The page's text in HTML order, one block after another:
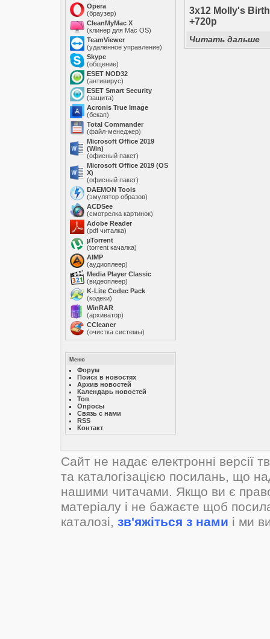
Opera
(браузер)
CleanMyMac X
(клинер для Mac OS)
TeamViewer
(удалённое управление)
Skype
(общение)
ESET NOD32
(антивирус)
ESET Smart Security
(защита)
Acronis True Image
(бекап)
Total Commander
(файл-менеджер)
Microsoft Office 2019
(Win)
(офисный пакет)
Microsoft Office 2019 (OS
X)
(офисный пакет)
DAEMON Tools
(эмулятор образов)
ACDSee
(смотрелка картинок)
Adobe Reader
(pdf читалка)
µTorrent
(torrent качалка)
AIMP
(аудиоплеер)
Media Player Classic
(видеоплеер)
K-Lite Codec Pack
(кодеки)
WinRAR
(архиватор)
ССleaner
(очистка системы)
Меню
Форум
Поиск в новостях
Архив новостей
Календарь новостей
Топ
Опросы
Связь с нами
RSS
Контакт
3x12 Molly's
+720p
Читать дальше
Сайт не надає електронні версії
та каталогізацією посилань, що
нашими читачами. Якщо ви є
матеріалу і не бажаєте щоб
каталозі, зв'яжіться з нами і ми